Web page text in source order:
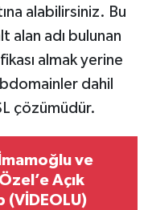
alabilirsiniz. Bu
alan adı bulunan
almak yerine
dahil
çözümüdür.
ve
Açık
(VİDEOLU)